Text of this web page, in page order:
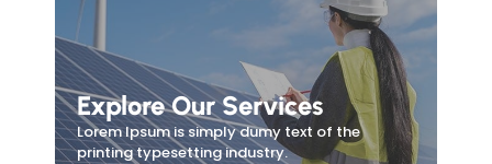
Explore Our Services
Lorem Ipsum is simply dumy text of the
printing typesetting industry.